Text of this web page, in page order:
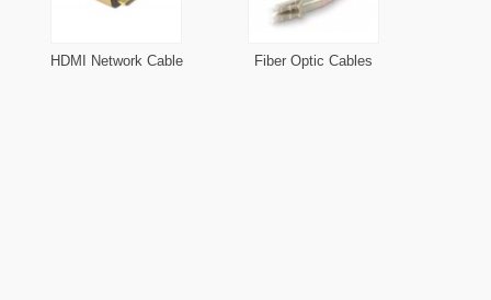
HDMI Network Cable Fiber Optic Cables